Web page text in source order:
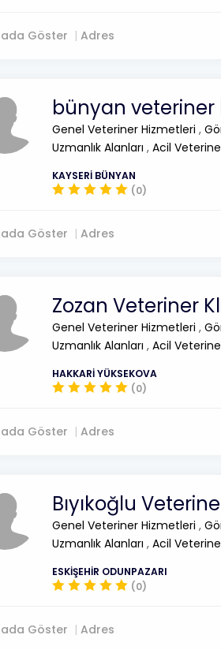
Göster Adres
bünyan veteriner
Genel Veteriner Hizmetleri ,
Uzmanlık Alanları , Acil
KAYSERİ BÜNYAN
(0)
Göster Adres
Zozan Veteriner
Genel Veteriner Hizmetleri ,
Uzmanlık Alanları , Acil
HAKKARİ YÜKSEKOVA
(0)
Göster Adres
Bıyıkoğlu
Genel Veteriner Hizmetleri ,
Uzmanlık Alanları , Acil
ESKİŞEHİR ODUNPAZARI
(0)
Göster Adres